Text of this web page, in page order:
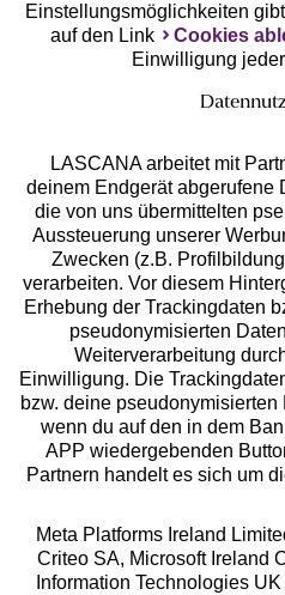
Services
Beratung
Über uns
Rechtliches
Alle Preise inkl. MwSt., zzgl.
** Bonität vorausgesetzt, berechtigt zur
Einstellungsmöglichkeiten
auf den Link
Cookies
Einwilligung
LASCANA arbeitet mit
deinem Endgerät abgerufene
die von uns übermittelten
Aussteuerung unserer
Zwecken (z.B.
verarbeiten. Vor diesem
Erhebung der Trackingdaten
pseudonymisierten
Weiterverarbeitung
Einwilligung. Die
bzw. deine
wenn du auf den in dem
APP wiedergebenden
Partnern handelt es sich um
Meta Platforms Ireland
Criteo SA, Microsoft Ireland
Information Technologies